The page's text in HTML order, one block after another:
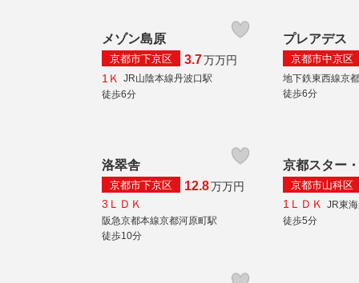
メゾン島原
京都市下京区 3.7万万円
1Ｋ
JR山陰本線丹波口駅
徒歩6分
プレアデス
京都市中京区
地下鉄東西線京
徒歩6分
洛翠舎
京都市下京区 12.8万万円
3ＬＤＫ
阪急京都本線京都河原町駅
徒歩10分
京都スター
京都市山科区
1ＬＤＫ JR東
徒歩5分